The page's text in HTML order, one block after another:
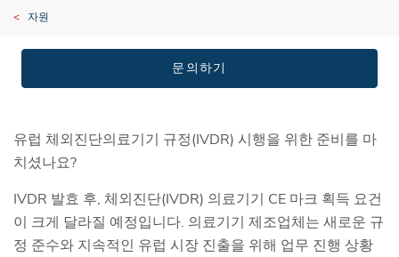
자원
문의하기
유럽 체외진단의료기기 규정(IVDR) 시행을 위한 준비를 마
치셨나요?
IVDR 발효 후, 체외진단(IVDR) 의료기기 CE 마크 획득 요건
이 크게 달라질 예정입니다. 의료기기 제조업체는 새로운 규
정 준수와 지속적인 유럽 시장 진출을 위해 업무 진행 상황